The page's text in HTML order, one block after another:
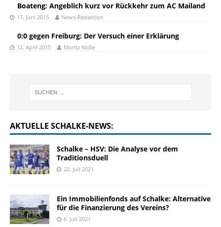
Boateng: Angeblich kurz vor Rückkehr zum AC Mailand
17. Juni 2015 News-Redaktion
0:0 gegen Freiburg: Der Versuch einer Erklärung
12. April 2015 Moritz Nolte
AKTUELLE SCHALKE-NEWS:
Schalke – HSV: Die Analyse vor dem
Traditionsduell
22. Juli 2021
Ein Immobilienfonds auf Schalke: Alternative
für die Finanzierung des Vereins?
6. Juli 2021